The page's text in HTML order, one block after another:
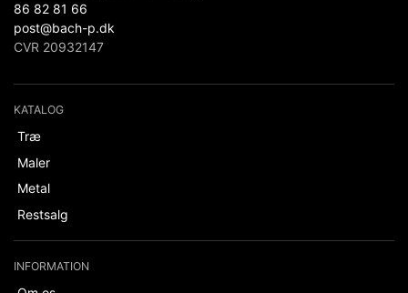
86 82 81 66
post@bach-p.dk
CVR 20932147
KATALOG
Træ
Maler
Metal
Restsalg
INFORMATION